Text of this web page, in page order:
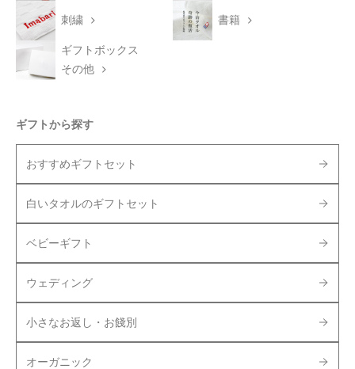
刺繍 書籍
ギフトボックス
その他
ギフトから探す
おすすめギフトセット
白いタオルのギフトセット
ベビーギフト
ウェディング
小さなお返し・お餞別
オーガニック